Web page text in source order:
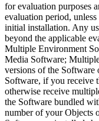
for evaluation purposes
evaluation period,
initial installation. Any
beyond the applicable
Multiple Environment
Media Software;
versions of the Software
Software, if you receive
otherwise receive
the Software bundled
number of your Objects